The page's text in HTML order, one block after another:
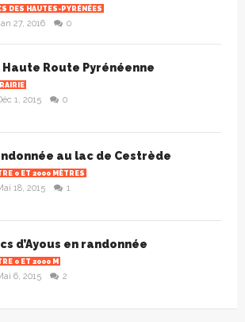
DES HAUTES-PYRÉNÉES
27, 2016 0
Haute Route Pyrénéenne
1, 2015 0
au lac de Cestrède
0 ET 2000 MÈTRES
18, 2015 1
d’Ayous en randonnée
0 ET 2000 M
6, 2015 2